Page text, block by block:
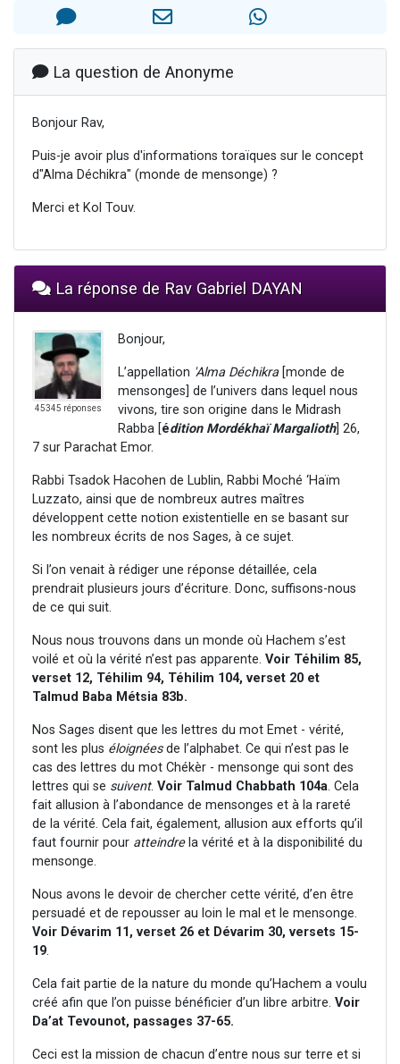
2 personnes viennent de faire un don pour 1 Journée de Vacances Pour les Enfants
Il reste 49 places pour étudier en groupe sur Zoom
La question de Anonyme
Bonjour Rav,
Puis-je avoir plus d'informations toraïques sur le concept
d"Alma Déchikra" (monde de mensonge) ?
Merci et Kol Touv.
La réponse de Rav Gabriel DAYAN
45345 réponses
Bonjour,
L’appellation 'Alma Déchikra[monde de
mensonges] de l’univers dans lequel nous
vivons, tire son origine dans le Midrash
Rabba [ édition Mordékhaï Margalioth] 26,
7 sur Parachat Emor.
Rabbi Tsadok Hacohen de Lublin, Rabbi Moché ‘Haïm
Luzzato, ainsi que de nombreux autres maîtres
développent cette notion existentielle en se basant sur
les nombreux écrits de nos Sages, à ce sujet.
Si l’on venait à rédiger une réponse détaillée, cela
prendrait plusieurs jours d’écriture. Donc, suffisons-nous
de ce qui suit.
Nous nous trouvons dans un monde où Hachem s’est
voilé et où la vérité n’est pas apparente. Voir Téhilim 85,
verset 12, Téhilim 94, Téhilim 104, verset 20 et
Talmud Baba Métsia 83b.
Nos Sages disent que les lettres du mot Emet - vérité,
sont les plus éloignéesde l’alphabet. Ce qui n’est pas le
cas des lettres du mot Chékèr - mensonge qui sont des
lettres qui se suivent. Voir Talmud Chabbath 104a. Cela
fait allusion à l’abondance de mensonges et à la rareté
de la vérité. Cela fait, également, allusion aux efforts qu’il
faut fournir pour atteindrela vérité et à la disponibilité du
mensonge.
Nous avons le devoir de chercher cette vérité, d’en être
persuadé et de repousser au loin le mal et le mensonge.
Voir Dévarim 11, verset 26 et Dévarim 30, versets 15-
19.
Cela fait partie de la nature du monde qu’Hachem a voulu
créé afin que l’on puisse bénéficier d’un libre arbitre. Voir
Da’at Tevounot, passages 37-65.
Ceci est la mission de chacun d’entre nous sur terre et si